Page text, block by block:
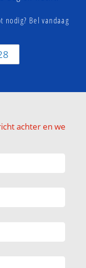
Bel vandaag
achter en we